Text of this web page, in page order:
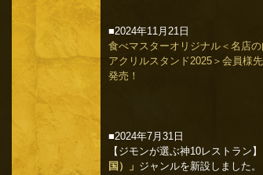
■2024年11月21日
食べマスターオリジナル＜名店の
アクリルスタンド2025＞会員様
発売！
■2024年7月31日
【ジモンが選ぶ神10レストラン
国）」 ジャンルを新設しました。